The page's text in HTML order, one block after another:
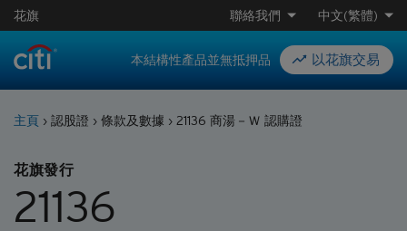
花旗 聯絡我們 中文(繁體)
本結構性產品並無抵押品 以花旗交易
主頁 › 認股證 › 條款及數據 › 21136 商湯－Ｗ 認購證
花旗發行
21136